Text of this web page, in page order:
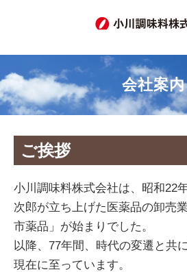
会社案内
ご挨拶
小川調味料株式会社は、昭和22
次郎が立ち上げた医薬品の卸売
市薬品」が始まりでした。
以降、77年間、時代の変遷と共
現在に至っています。